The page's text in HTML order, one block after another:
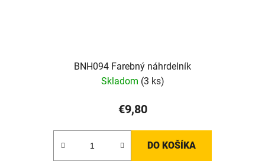
BNH094 Farebný náhrdelník
Skladom (3 ks)
€9,80
DO KOŠÍKA